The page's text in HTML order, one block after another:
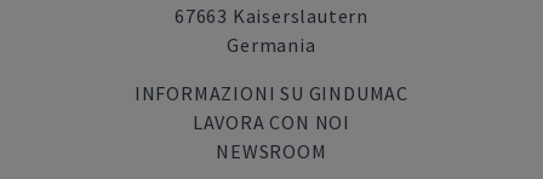
67663 Kaiserslautern
Germania
INFORMAZIONI SU GINDUMAC
LAVORA CON NOI
NEWSROOM